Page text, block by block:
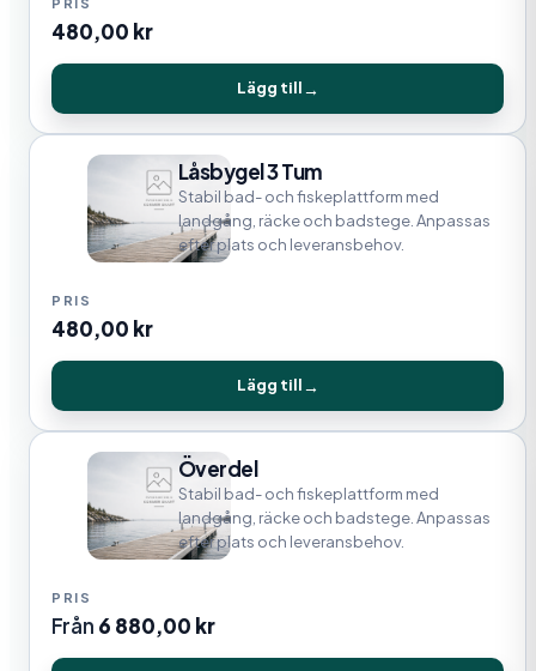
480,00 kr
Lägg till
Låsbygel 3 Tum
Stabil bad- och fiskeplattform med
landgång, räcke och badstege. Anpassas
efter plats och leveransbehov.
480,00 kr
Lägg till
Överdel
Stabil bad- och fiskeplattform med
landgång, räcke och badstege. Anpassas
efter plats och leveransbehov.
Från 6 880,00 kr